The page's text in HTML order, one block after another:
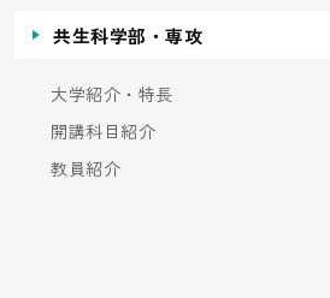
共生科学部・専攻
大学紹介・特長
開講科目紹介
教員紹介